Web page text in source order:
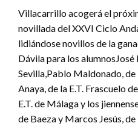
Villacarrillo acogerá el
novillada del XXVI Ciclo
lidiándose novillos de la
Dávila para los alumnosJosé
Sevilla,Pablo Maldonado, de
Anaya, de la E.T. Frascuelo
E.T. de Málaga y los
de Baeza y Marcos Jesús, de